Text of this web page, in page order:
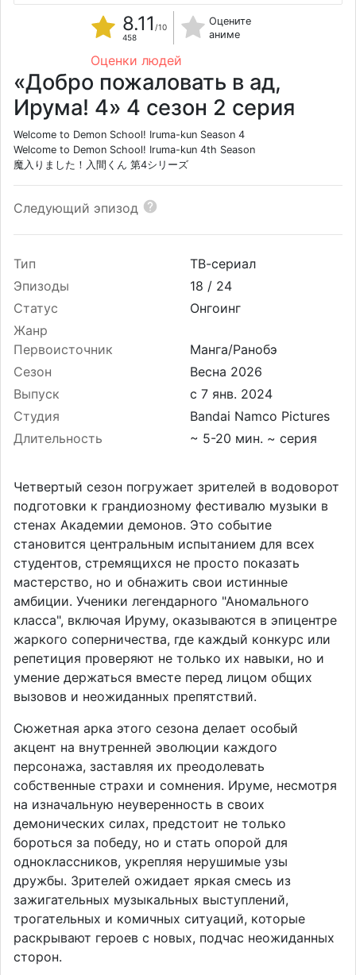
8.11 /10
458
Оцените
аниме
Оценки людей
«Добро пожаловать в ад,
Ирума! 4» 4 сезон 2 серия
Welcome to Demon School! Iruma-kun Season 4
Welcome to Demon School! Iruma-kun 4th Season
魔入りました！入間くん 第4シリーズ
Следующий эпизод
Тип
ТВ-сериал
Эпизоды
18 / 24
Статус
Онгоинг
Жанр
Первоисточник
Манга/Ранобэ
Сезон
Весна 2026
Выпуск
Студия
Bandai Namco Pictures
Длительность
~ 5-20 мин. ~ серия
Четвертый сезон погружает зрителей в водоворот
подготовки к грандиозному фестивалю музыки в
стенах Академии демонов. Это событие
становится центральным испытанием для всех
студентов, стремящихся не просто показать
мастерство, но и обнажить свои истинные
амбиции. Ученики легендарного "Аномального
класса", включая Ируму, оказываются в эпицентре
жаркого соперничества, где каждый конкурс или
репетиция проверяют не только их навыки, но и
умение держаться вместе перед лицом общих
вызовов и неожиданных препятствий.
Сюжетная арка этого сезона делает особый
акцент на внутренней эволюции каждого
персонажа, заставляя их преодолевать
собственные страхи и сомнения. Ируме, несмотря
на изначальную неуверенность в своих
демонических силах, предстоит не только
бороться за победу, но и стать опорой для
одноклассников, укрепляя нерушимые узы
дружбы. Зрителей ожидает яркая смесь из
зажигательных музыкальных выступлений,
трогательных и комичных ситуаций, которые
раскрывают героев с новых, подчас неожиданных
сторон.